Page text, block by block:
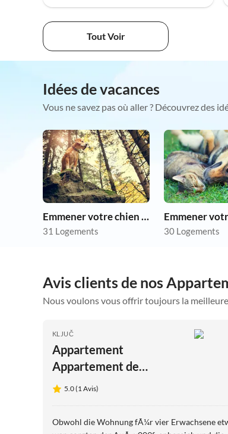
Tout Voir
Idées de vacances
Vous ne savez pas où aller ? Découvrez des
Emmener votre chien en vacances
31 Logements 30 Logements
Avis clients de nos
Nous voulons vous offrir toujours la
KLJUČ
Appartement
Appartement de
campagne confortable à
5.0 (1 Avis)
Obwohl die Wohnung fÃ¼r vier Erwachsene